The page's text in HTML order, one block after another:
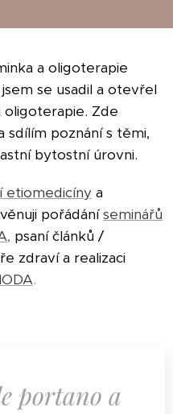
a oligoterapie
se usadil a otevřel
oligoterapie. Zde
sdílím poznání s těmi,
bytostní úrovni.
etiomedicíny a
pořádání seminářů
, psaní článků /
zdraví a realizaci
.
portano a